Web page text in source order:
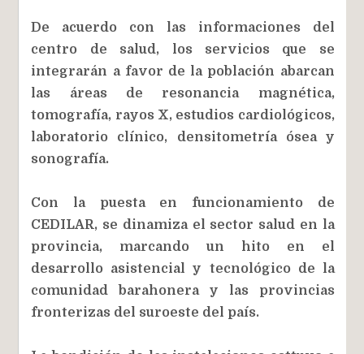
De acuerdo con las informaciones del
centro de salud, los servicios que se
integrarán a favor de la población abarcan
las áreas de resonancia magnética,
tomografía, rayos X, estudios cardiológicos,
laboratorio clínico, densitometría ósea y
sonografía.
Con la puesta en funcionamiento de
CEDILAR, se dinamiza el sector salud en la
provincia, marcando un hito en el
desarrollo asistencial y tecnológico de la
comunidad barahonera y las provincias
fronterizas del suroeste del país.